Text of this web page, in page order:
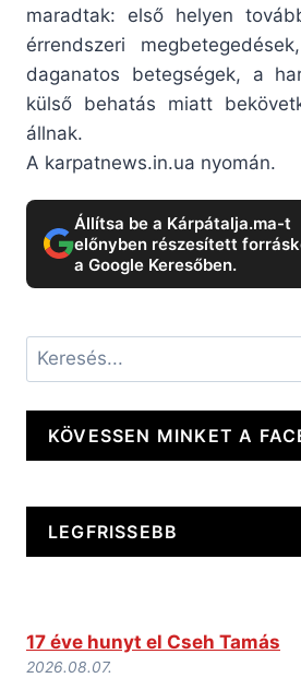
maradtak: első helyen
érrendszeri
daganatos betegségek, a
külső behatás miatt
állnak.
A karpatnews.in.ua nyomán.
Állítsa be a Kárpátalja.ma-t
előnyben részesített
a Google Keresőben.
Keresés
KÖVESSEN MINKET A
LEGFRISSEBB
17 éve hunyt el Cseh Tamás
2026.08.07.